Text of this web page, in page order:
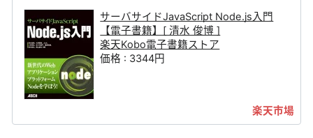
サーバサイドJavaScript Node.js入門
【電子書籍】[ 清水 俊博 ]
楽天Kobo電子書籍ストア
価格 : 3344円